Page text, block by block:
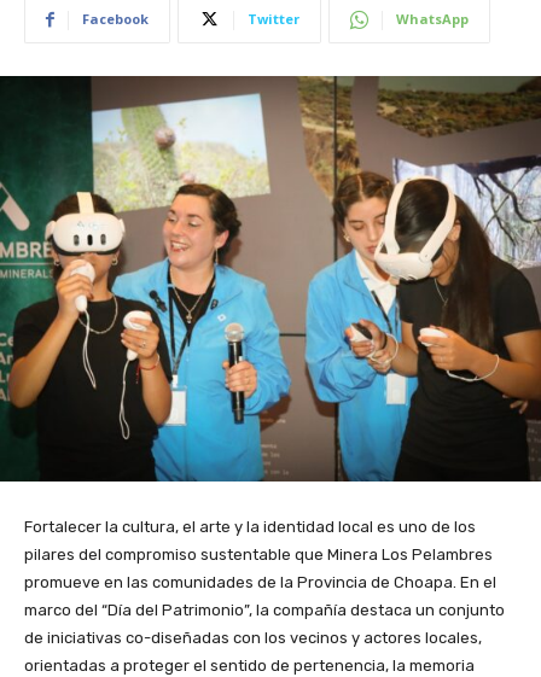
Facebook Twitter WhatsApp
Fortalecer la cultura, el arte y la identidad local es uno de los
pilares del compromiso sustentable que Minera Los Pelambres
promueve en las comunidades de la Provincia de Choapa. En el
marco del “Día del Patrimonio”, la compañía destaca un conjunto
de iniciativas co-diseñadas con los vecinos y actores locales,
orientadas a proteger el sentido de pertenencia, la memoria